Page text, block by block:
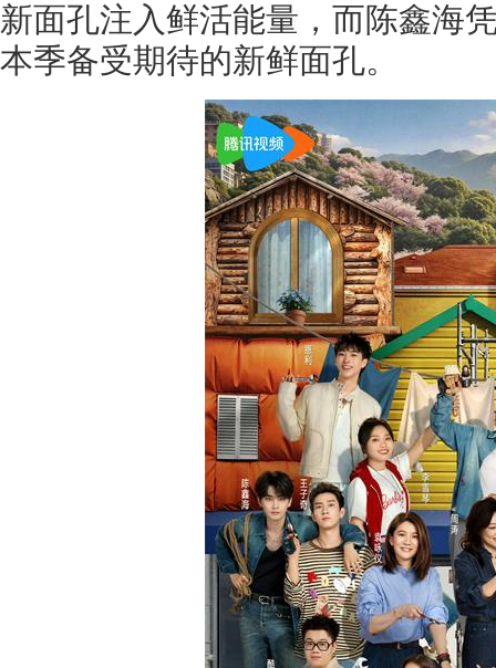
新面孔注入鲜活能量，而陈鑫海
本季备受期待的新鲜面孔。